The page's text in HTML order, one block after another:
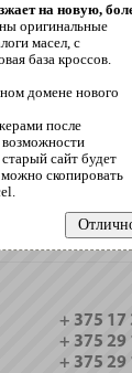
на новую,
оригинальные
масел, с
база кроссов.
домене нового
после
сайт будет
скопировать
+ 375 17
+ 375 29
+ 375 29